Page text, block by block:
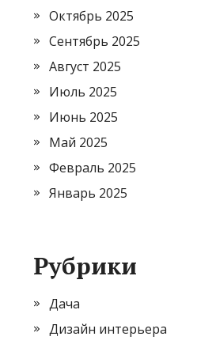
Октябрь 2025
Сентябрь 2025
Август 2025
Июль 2025
Июнь 2025
Май 2025
Февраль 2025
Январь 2025
Рубрики
Дача
Дизайн интерьера